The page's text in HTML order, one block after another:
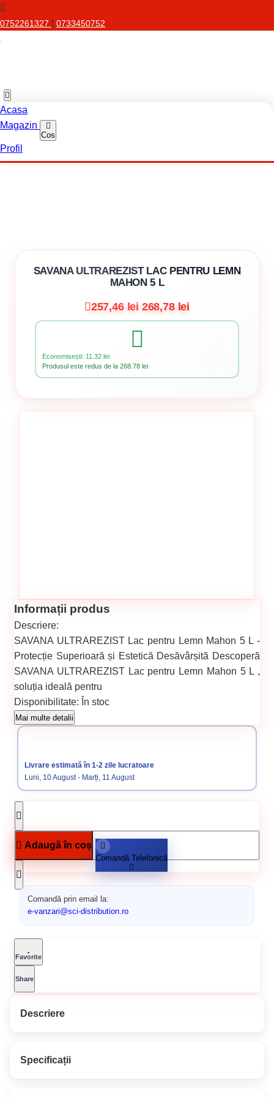
0752261327 0733450752
Acasa
Magazin
Cos
Profil
SAVANA ULTRAREZIST LAC PENTRU LEMN
MAHON 5 L
257,46 lei 268,78 lei
Economisești: 11.32 lei
Produsul este redus de la 268.78 lei
Informații produs
Descriere:
SAVANA ULTRAREZIST Lac pentru Lemn Mahon 5 L -
Protecție Superioară și Estetică Desăvârșită Descoperă
SAVANA ULTRAREZIST Lac pentru Lemn Mahon 5 L ,
soluția ideală pentru
Disponibilitate: În stoc
Cod produs: SVN5738235
Categorii:
Mai multe detalii
Livrare estimată în 1-2 zile lucratoare
Luni, 10 August - Marți, 11 August
Adaugă în coș
Comandă Telefonică
Comandă prin email la:
e-vanzari@sci-distribution.ro
Favorite
Share
Descriere
SAVANA ULTRAREZIST LAC
Specificații